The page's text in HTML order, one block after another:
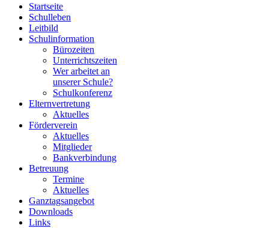
Startseite
Schulleben
Leitbild
Schulinformation
Bürozeiten
Unterrichtszeiten
Wer arbeitet an
unserer Schule?
Schulkonferenz
Elternvertretung
Aktuelles
Förderverein
Aktuelles
Mitglieder
Bankverbindung
Betreuung
Termine
Aktuelles
Ganztagsangebot
Downloads
Links